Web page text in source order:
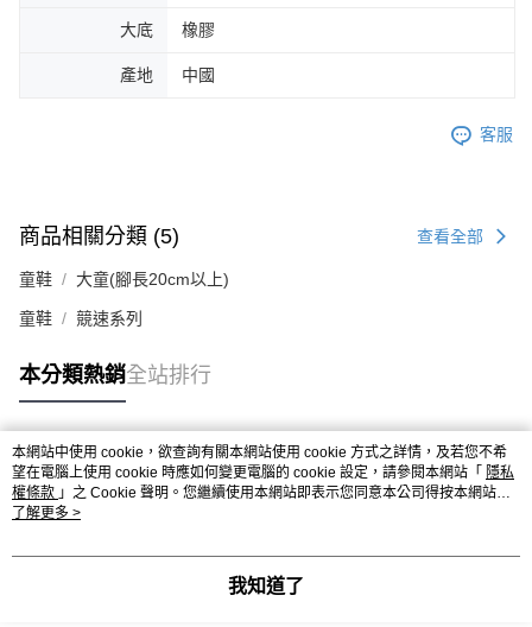
大底 橡膠
產地 中國
客服
商品相關分類 (5) 查看全部
童鞋 大童(腳長20cm以上)
童鞋 競速系列
本分類熱銷全站排行
熱門標籤
本網站中使用 cookie，欲查詢有關本網站使用 cookie 方式之詳情，及若您不希
望在電腦上使用 cookie 時應如何變更電腦的 cookie 設定，請參閱本網站「 隱私
權條款 」之 Cookie 聲明。您繼續使用本網站即表示您同意本公司得按本網站使
用條款之 Cookie 聲明使用 cookie。
了解更多 >
我知道了